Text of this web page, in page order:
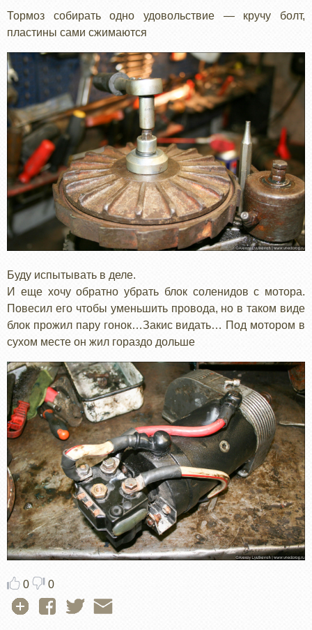
Тормоз собирать одно удовольствие — кручу болт,
пластины сами сжимаются
Буду испытывать в деле.
И еще хочу обратно убрать блок соленидов с мотора.
Повесил его чтобы уменьшить провода, но в таком виде
блок прожил пару гонок…Закис видать… Под мотором в
сухом месте он жил гораздо дольше
0 0